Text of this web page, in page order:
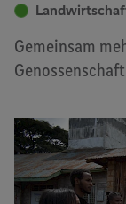
Gemeinsam